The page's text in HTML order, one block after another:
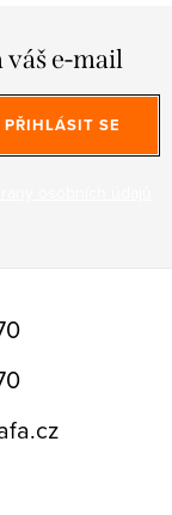
e-mail
PŘIHLÁSIT SE